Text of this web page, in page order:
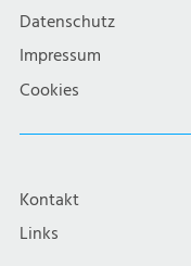
Datenschutz
Impressum
Cookies
Kontakt
Links